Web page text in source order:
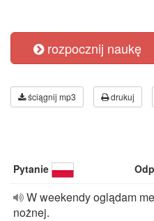
rozpocznij naukę
ściągnij mp3 drukuj
Pytanie
W weekendy oglądam
nożnej.